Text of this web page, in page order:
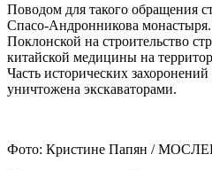
Поводом для такого обращения
Спасо-Андронникова
Поклонской на строительство
китайской медицины на
Часть исторических
уничтожена экскаваторами.
Фото: Кристине Папян /